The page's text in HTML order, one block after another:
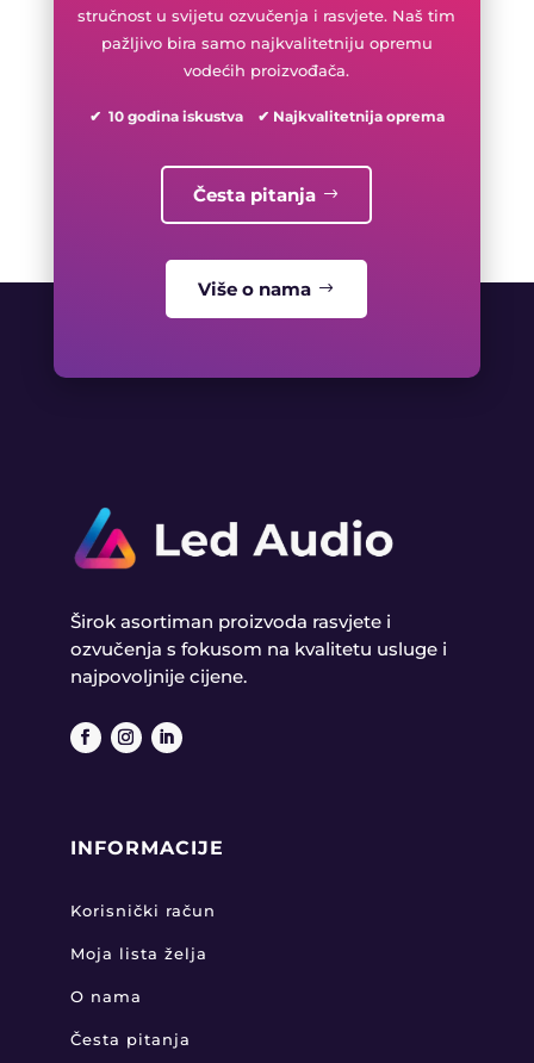
stručnost u svijetu ozvučenja i rasvjete. Naš tim
pažljivo bira samo najkvalitetniju opremu
vodećih proizvođača.
✔ 10 godina iskustva ✔ Najkvalitetnija oprema
Česta pitanja
Više o nama
Širok asortiman proizvoda rasvjete i
ozvučenja s fokusom na kvalitetu usluge i
najpovoljnije cijene.
INFORMACIJE
Korisnički račun
Moja lista želja
O nama
Česta pitanja